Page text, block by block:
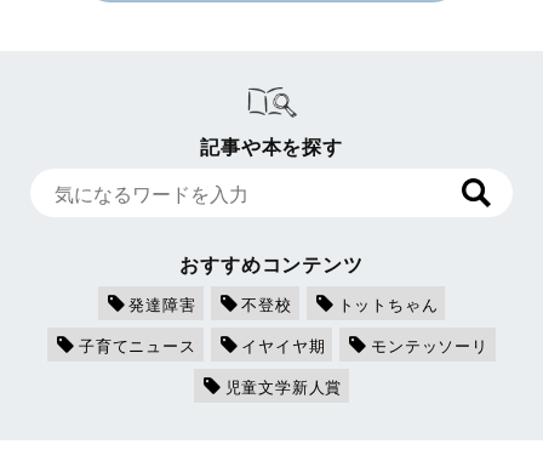
記事や本を探す
おすすめコンテンツ
発達障害 不登校
トットちゃん
子育てニュース
イヤイヤ期
モンテッソーリ
児童文学新人賞